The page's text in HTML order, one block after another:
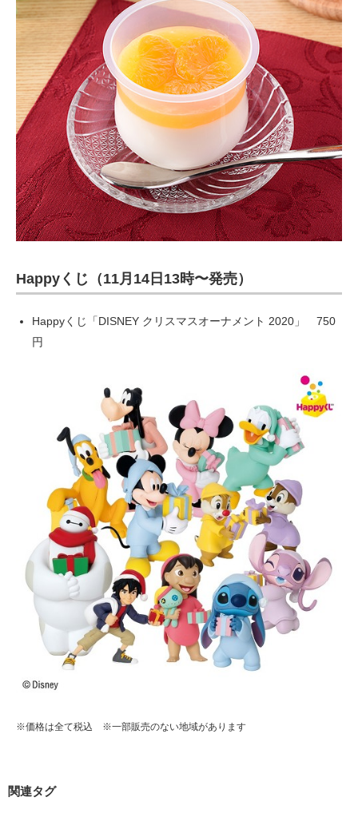
Happyくじ（11月14日13時〜発売）
Happyくじ「DISNEY クリスマスオーナメント 2020」 750
円
※価格は全て税込 ※一部販売のない地域があります
関連タグ